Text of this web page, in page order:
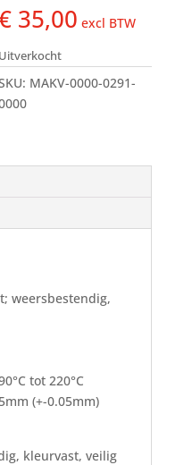
35,00 excl BTW
Uitverkocht
MAKV-0000-0291-
weersbestendig,
tot 220°C
(+-0.05mm)
kleurvast, veilig